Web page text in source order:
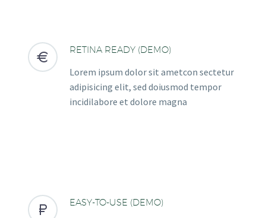


RETINA READY (DEMO)
Lorem ipsum dolor sit ametcon sectetur
adipisicing elit, sed doiusmod tempor
incidilabore et dolore magna


EASY-TO-USE (DEMO)